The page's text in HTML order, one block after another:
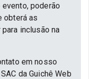
poderão
obterá as
inclusão na
em nosso
da Guichê Web